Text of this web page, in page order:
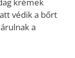
védik a bőrt
a